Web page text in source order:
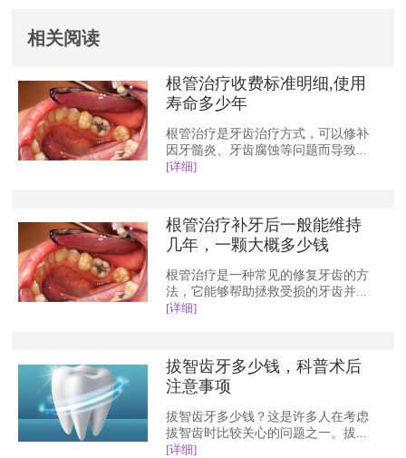
相关阅读
根管治疗收费标准明细,使用
寿命多少年
根管治疗是牙齿治疗方式，可以修补
因牙髓炎、牙齿腐蚀等问题而导致...
[详细]
根管治疗补牙后一般能维持
几年，一颗大概多少钱
根管治疗是一种常见的修复牙齿的方
法，它能够帮助拯救受损的牙齿并...
[详细]
拔智齿牙多少钱，科普术后
注意事项
拔智齿牙多少钱？这是许多人在考虑
拔智齿时比较关心的问题之一。拔...
[详细]